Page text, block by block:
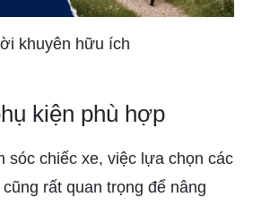
khuyên hữu ích
kiện phù hợp
sóc chiếc xe, việc lựa chọn các
rất quan trọng để nâng